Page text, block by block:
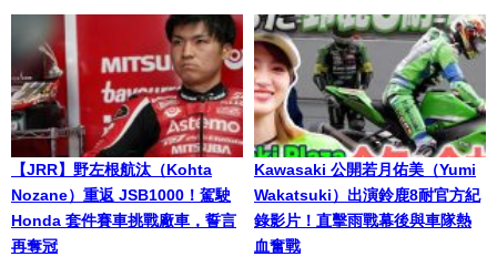
【JRR】野左根航汰（Kohta
Nozane）重返 JSB1000！駕駛
Honda 套件賽車挑戰廠車，誓言
再奪冠
Kawasaki 公開若月佑美（Yumi
Wakatsuki）出演鈴鹿8耐官方紀
錄影片！直擊雨戰幕後與車隊熱
血奮戰